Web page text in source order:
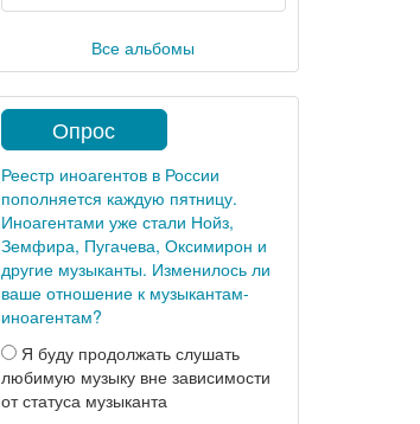
Все альбомы
Опрос
Реестр иноагентов в России
пополняется каждую пятницу.
Иноагентами уже стали Нойз,
Земфира, Пугачева, Оксимирон и
другие музыканты. Изменилось ли
ваше отношение к музыкантам-
иноагентам?
Я буду продолжать слушать
любимую музыку вне зависимости
от статуса музыканта